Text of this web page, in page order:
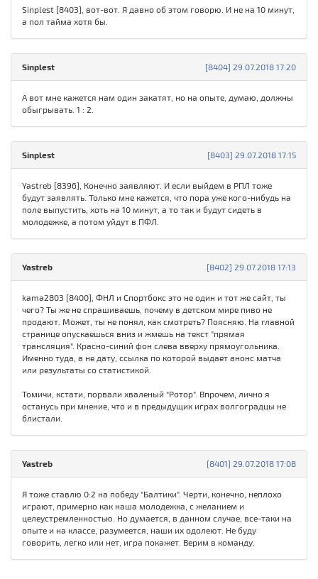
Sinplest [8403], вот-вот. Я давно об этом говорю. И не на 10 минут,
а пол тайма хотя бы.
[8404] 29.07.2018 17:20
Sinplest
А вот мне кажется нам один закатят, но на опыте, думаю, должны
обыгрывать. 1 : 2.
[8403] 29.07.2018 17:15
Sinplest
Yastreb [8396], Конечно заявляют. И если выйдем в РПЛ тоже
будут заявлять. Только мне кажется, что пора уже кого-нибудь на
поле выпустить, хоть на 10 минут, а то так и будут сидеть в
молодежке, а потом уйдут в ПФЛ.
[8402] 29.07.2018 17:13
Yastreb
kama2803 [8400], ФНЛ и Спортбокс это не один и тот же сайт, ты
чего? Ты же не спрашиваешь, почему в детском мире пиво не
продают. Может, ты не понял, как смотреть? Поясняю. На главной
странице опускаешься вниз и жмешь на текст "прямая
трансляция". Красно-синий фон слева вверху прямоугольника.
Именно туда, а не дату, ссылка по которой выдает анонс матча
или результаты со статистикой.
Томичи, кстати, порвали хваленый "Ротор". Впрочем, лично я
останусь при мнение, что и в предыдущих играх волгоградцы не
блистали.
[8401] 29.07.2018 17:08
Yastreb
Я тоже ставлю 0:2 на победу "Балтики". Черти, конечно, неплохо
играют, примерно как наша молодежка, с желанием и
целеустремленностью. Но думается, в данном случае, все-таки на
опыте и на классе, разумеется, наши их одолеют. Не буду
говорить, легко или нет, игра покажет. Верим в команду.